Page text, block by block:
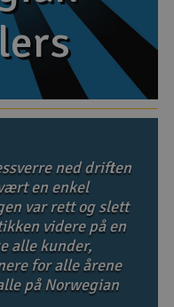
byggesett
ned driften
en enkel
var rett og slett
videre på en
alle kunder,
for alle årene
på Norwegian